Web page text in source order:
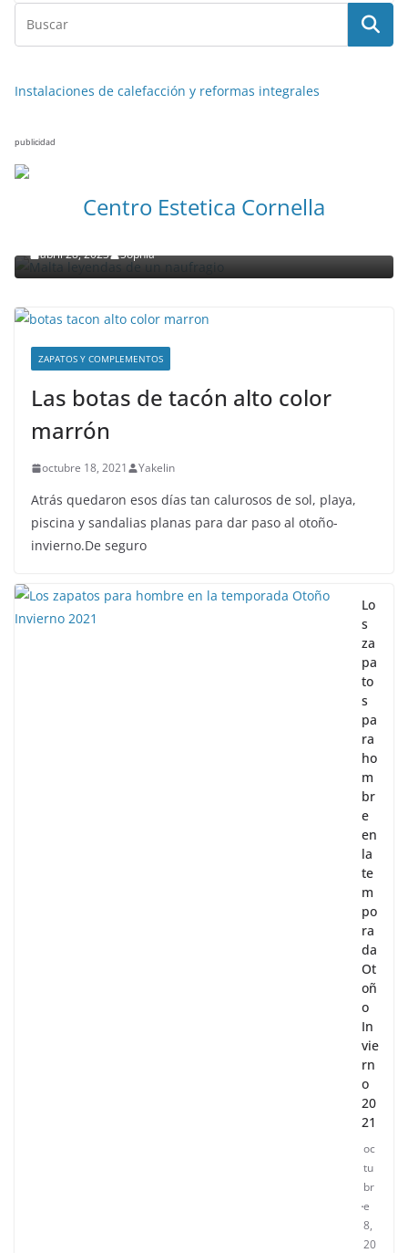
Instalaciones de calefacción y reformas integrales
publicidad
Centro Estetica Cornella
abril 28, 2023 Sophia
ZAPATOS Y COMPLEMENTOS
Las botas de tacón alto color
marrón
octubre 18, 2021 Yakelin
Atrás quedaron esos días tan calurosos de sol, playa,
piscina y sandalias planas para dar paso al otoño-
invierno.De seguro
Lo
s
za
pa
to
s
pa
ra
ho
m
br
e
en
la
te
m
po
ra
da
Ot
oñ
o
In
vie
rn
o
20
21
oc
tu
br
e
8,
20